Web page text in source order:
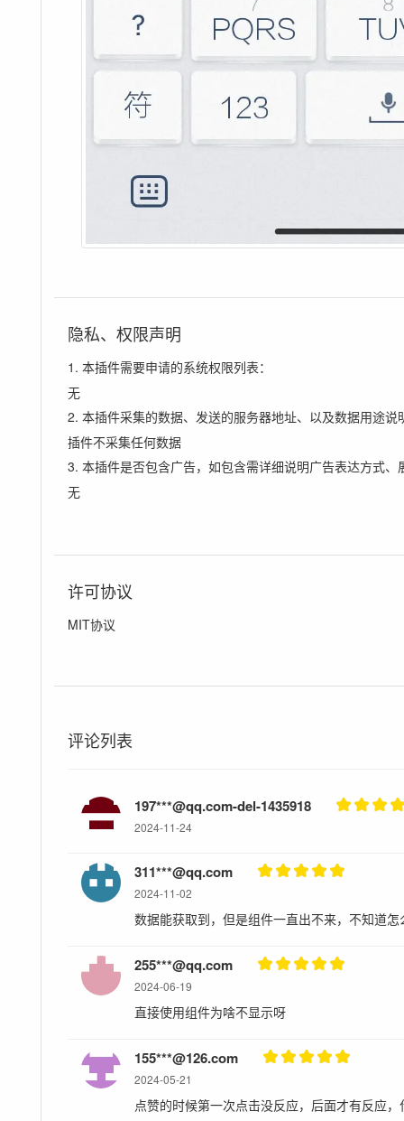
隐私、权限声明
1. 本插件需要申请的系统权限列表：
无
2. 本插件采集的数据、发送的服务器地址、以及数据用途说
插件不采集任何数据
3. 本插件是否包含广告，如包含需详细说明广告表达方式、
无
许可协议
MIT协议
评论列表
197***@qq.com-del-1435918
2024-11-24
311***@qq.com
2024-11-02
数据能获取到，但是组件一直出不来，不知道怎
255***@qq.com
2024-06-19
直接使用组件为啥不显示呀
155***@126.com
2024-05-21
点赞的时候第一次点击没反应，后面才有反应